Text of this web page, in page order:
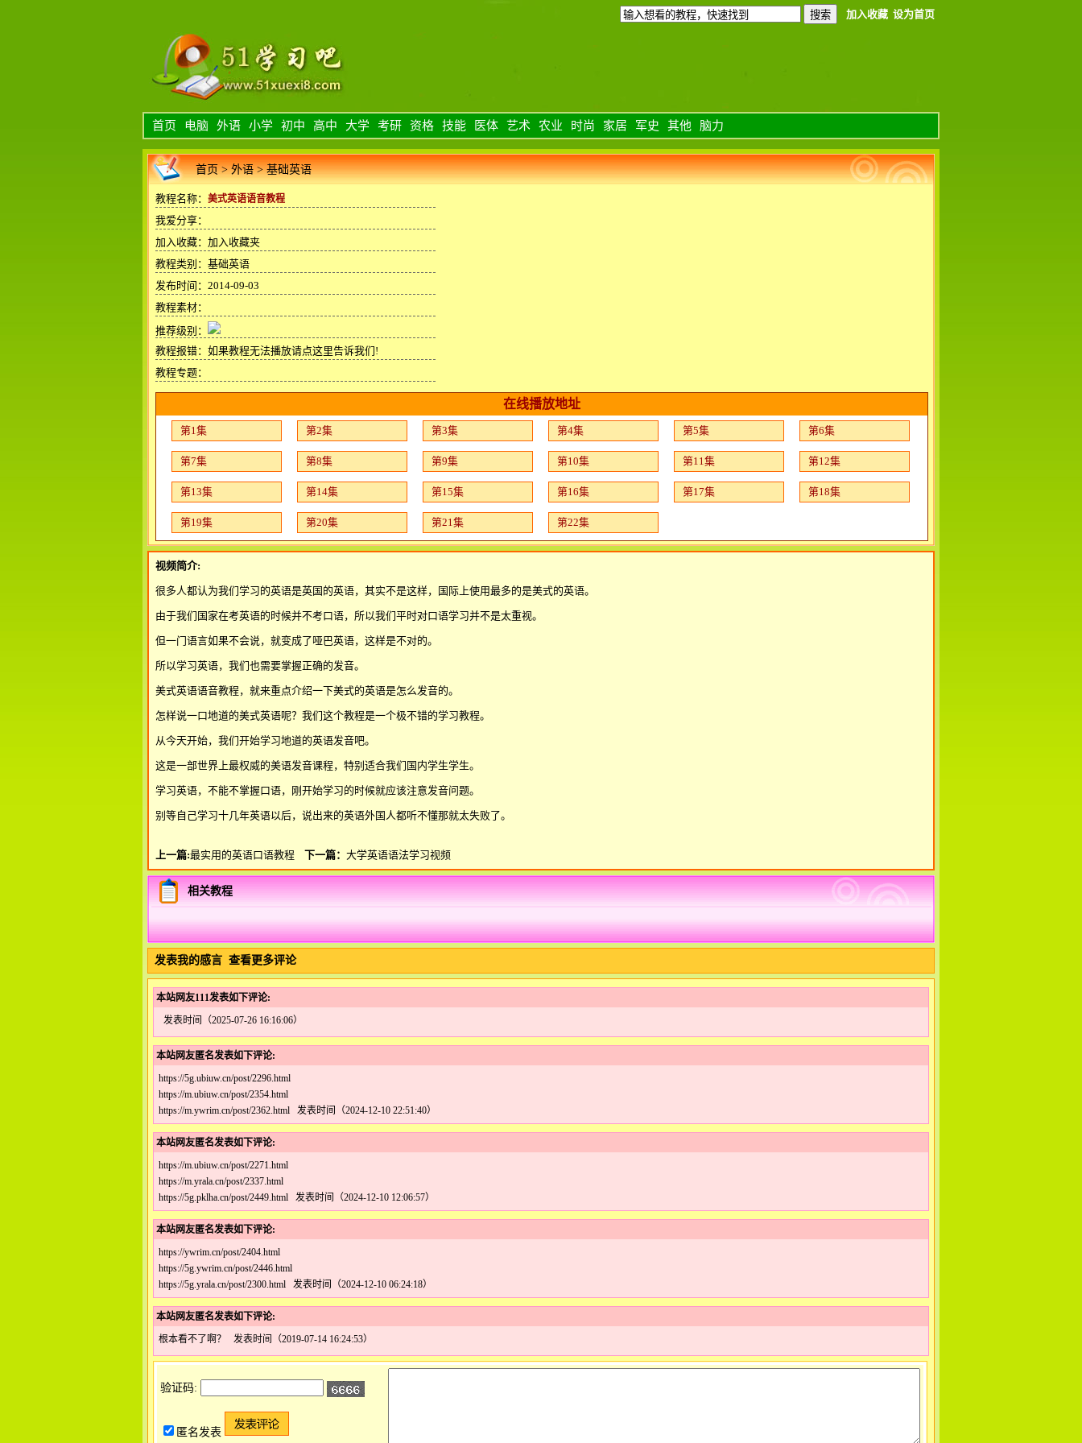
加入收藏 设为首页
首页 电脑 外语 小学 初中 高中 大学 考研 资格 技能 医体 艺术 农业 时尚 家居 军史 其他 脑力
首页>外语>基础英语
教程名称： 美式英语语音教程
我爱分享：
加入收藏： 加入收藏夹
教程类别：基础英语
发布时间：2014-09-03
教程素材：
推荐级别：
教程报错： 如果教程无法播放请点这里告诉我们!
教程专题：
在线播放地址
第1集 第2集 第3集 第4集 第5集 第6集
第7集 第8集 第9集 第10集 第11集 第12集
第13集 第14集 第15集 第16集 第17集 第18集
第19集 第20集 第21集 第22集
视频简介:
很多人都认为我们学习的英语是英国的英语，其实不是这样，国际上使用最多的是美式的英语。
由于我们国家在考英语的时候并不考口语，所以我们平时对口语学习并不是太重视。
但一门语言如果不会说，就变成了哑巴英语，这样是不对的。
所以学习英语，我们也需要掌握正确的发音。
美式英语语音教程，就来重点介绍一下美式的英语是怎么发音的。
怎样说一口地道的美式英语呢？我们这个教程是一个极不错的学习教程。
从今天开始，我们开始学习地道的英语发音吧。
这是一部世界上最权威的美语发音课程，特别适合我们国内学生学生。
学习英语，不能不掌握口语，刚开始学习的时候就应该注意发音问题。
别等自己学习十几年英语以后，说出来的英语外国人都听不懂那就太失败了。
上一篇:最实用的英语口语教程 下一篇： 大学英语语法学习视频
相关教程
发表我的感言 查看更多评论
本站网友111发表如下评论:
发表时间（2025-07-26 16:16:06）
本站网友匿名发表如下评论:
https://5g.ubiuw.cn/post/2296.html
https://m.ubiuw.cn/post/2354.html
https://m.ywrim.cn/post/2362.html 发表时间（2024-12-10 22:51:40）
本站网友匿名发表如下评论:
https://m.ubiuw.cn/post/2271.html
https://m.yrala.cn/post/2337.html
https://5g.pklha.cn/post/2449.html 发表时间（2024-12-10 12:06:57）
本站网友匿名发表如下评论:
https://ywrim.cn/post/2404.html
https://5g.ywrim.cn/post/2446.html
https://5g.yrala.cn/post/2300.html 发表时间（2024-12-10 06:24:18）
本站网友匿名发表如下评论:
根本看不了啊？ 发表时间（2019-07-14 16:24:53）
验证码:
匿名发表